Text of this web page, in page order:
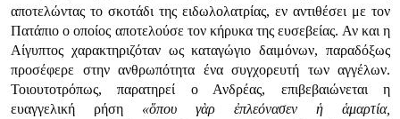
αποτελώντας το σκοτάδι της ειδωλολατρίας, εν αντιθέσει με τον
Πατάπιο ο οποίος αποτελούσε τον κήρυκα της ευσεβείας. Αν και η
Αίγυπτος χαρακτηριζόταν ως καταγώγιο δαιμόνων, παραδόξως
προσέφερε στην ανθρωπότητα ένα συγχορευτή των αγγέλων.
Τοιουτοτρόπως, παρατηρεί ο Ανδρέας, επιβεβαιώνεται η
ευαγγελική ρήση «ὅπου γὰρ ἐπλεόνασεν ἡ ἁμαρτία,